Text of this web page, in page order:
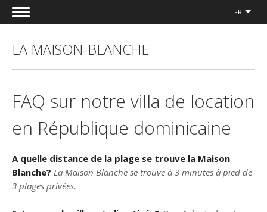
FR
LA MAISON-BLANCHE
FAQ sur notre villa de location
en République dominicaine
A quelle distance de la plage se trouve la Maison
Blanche? La Maison Blanche se trouve à 3 minutes à pied de
3 plages privées.